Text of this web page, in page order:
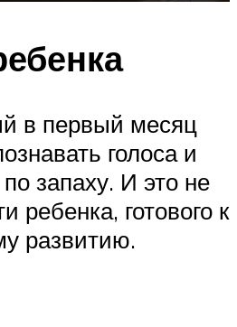
в первый месяц
голоса и
запаху. И это не
ребенка, готового к
развитию.